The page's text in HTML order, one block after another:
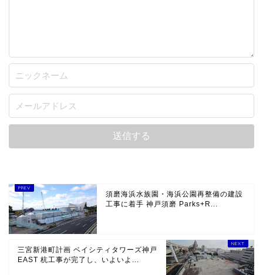
須磨海浜水族園・海浜公園再整備の建設
工事に着手 神戸須磨 Parks+R...
三宮新港町計画 ベイシティタワーズ神戸
EAST 杭工事が完了し、いよいよ...